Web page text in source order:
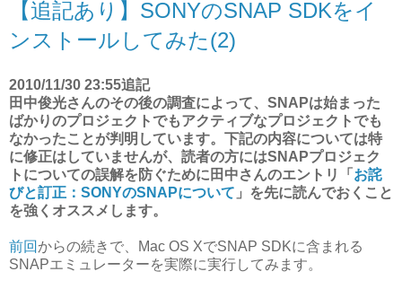
【追記あり】SONYのSNAP SDKをイ
ンストールしてみた(2)
2010/11/30 23:55追記
田中俊光さんのその後の調査によって、SNAPは始まった
ばかりのプロジェクトでもアクティブなプロジェクトでも
なかったことが判明しています。下記の内容については特
に修正はしていませんが、読者の方にはSNAPプロジェク
トについての誤解を防ぐために田中さんのエントリ「 お詫
びと訂正：SONYのSNAPについて 」を先に読んでおくこと
を強くオススメします。
前回からの続きで、Mac OS XでSNAP SDKに含まれる
SNAPエミュレーターを実際に実行してみます。